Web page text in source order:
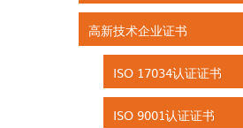
高新技术企业证书
ISO 17034认证证书
ISO 9001认证证书